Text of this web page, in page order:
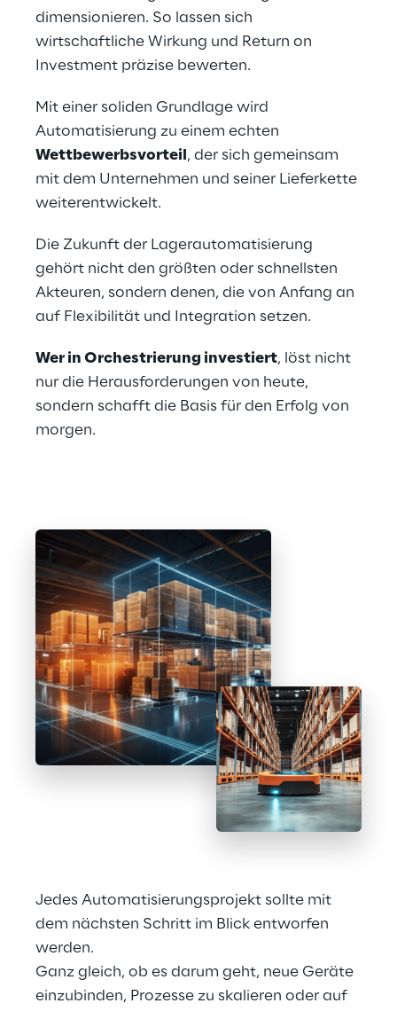
dimensionieren. So lassen sich
wirtschaftliche Wirkung und Return on
Investment präzise bewerten.
Mit einer soliden Grundlage wird
Automatisierung zu einem echten
Wettbewerbsvorteil , der sich gemeinsam
mit dem Unternehmen und seiner Lieferkette
weiterentwickelt.
Die Zukunft der Lagerautomatisierung
gehört nicht den größten oder schnellsten
Akteuren, sondern denen, die von Anfang an
auf Flexibilität und Integration setzen.
Wer in Orchestrierung investiert, löst nicht
nur die Herausforderungen von heute,
sondern schafft die Basis für den Erfolg von
morgen.
Jedes Automatisierungsprojekt sollte mit
dem nächsten Schritt im Blick entworfen
werden.
Ganz gleich, ob es darum geht, neue Geräte
einzubinden, Prozesse zu skalieren oder auf